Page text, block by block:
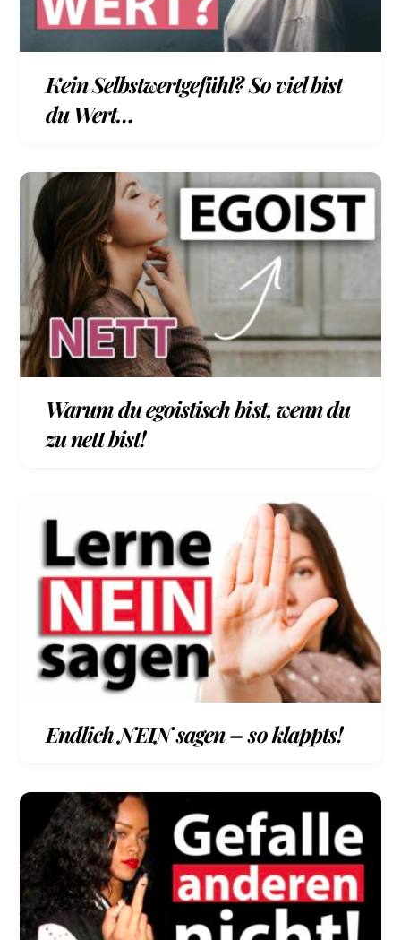
Kein Selbstwertgefühl? So viel bist
du Wert…
Warum du egoistisch bist, wenn du
zu nett bist!
Endlich NEIN sagen – so klappts!